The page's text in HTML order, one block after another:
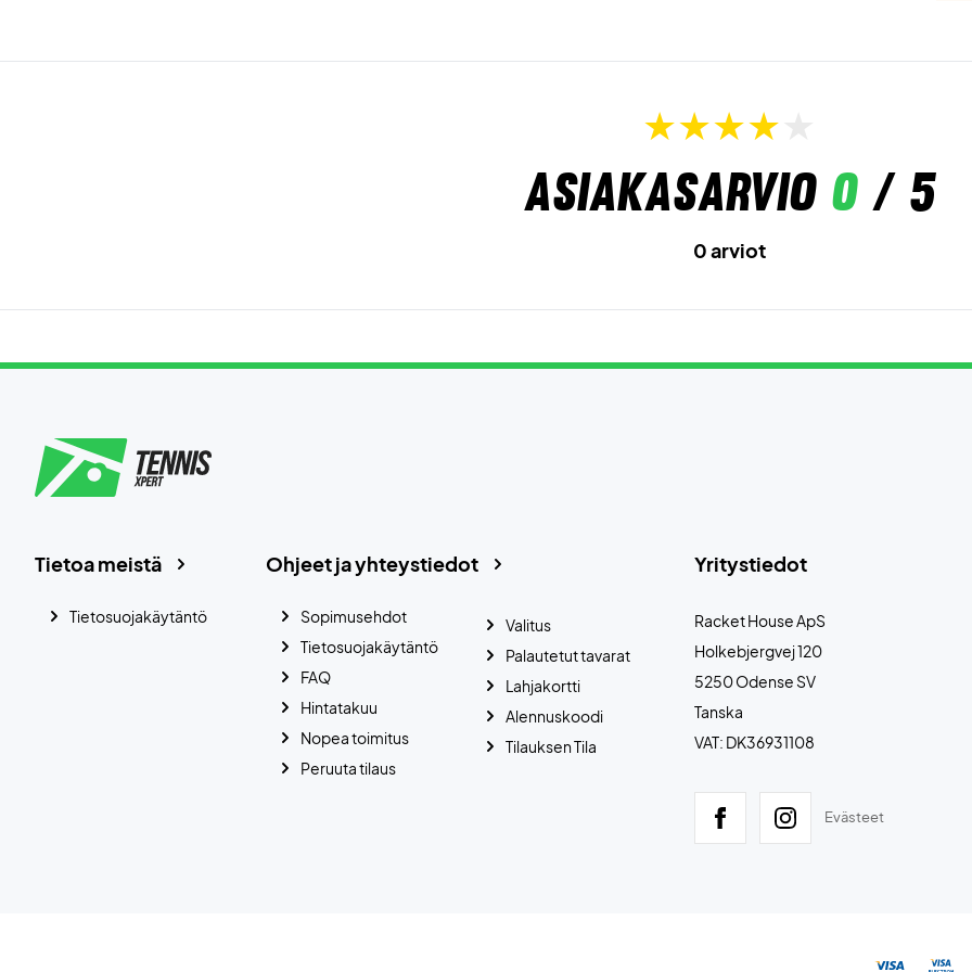
Asiakasarvio 0/ 5
0 arviot
Yritystiedot
Racket House ApS
Holkebjergvej 120
5250 Odense SV
Tanska
VAT: DK36931108
Evästeet
Ohjeet ja yhteystiedot
Sopimusehdot
Tietosuojakäytäntö
FAQ
Hintatakuu
Nopea toimitus
Peruuta tilaus
Valitus
Palautetut tavarat
Lahjakortti
Alennuskoodi
Tilauksen Tila
Tietoa meistä
Tietosuojakäytäntö